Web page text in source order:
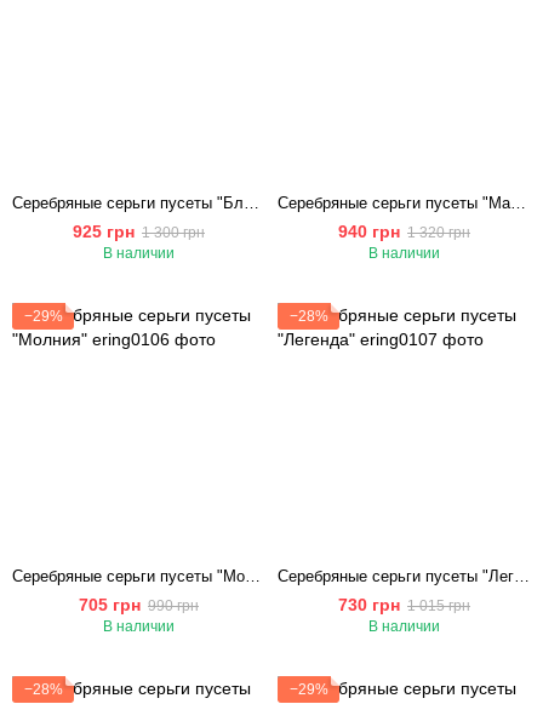
Серебряные серьги пусеты "Блеск Грани"
925 грн 1 300 грн
В наличии
Cеребряные серьги пусеты "Магия Ночи"
940 грн 1 320 грн
В наличии
−29%
Серебряные серьги пусеты "Молния"
705 грн 990 грн
В наличии
−28%
Серебряные серьги пусеты "Легенда"
730 грн 1 015 грн
В наличии
−28% −29%